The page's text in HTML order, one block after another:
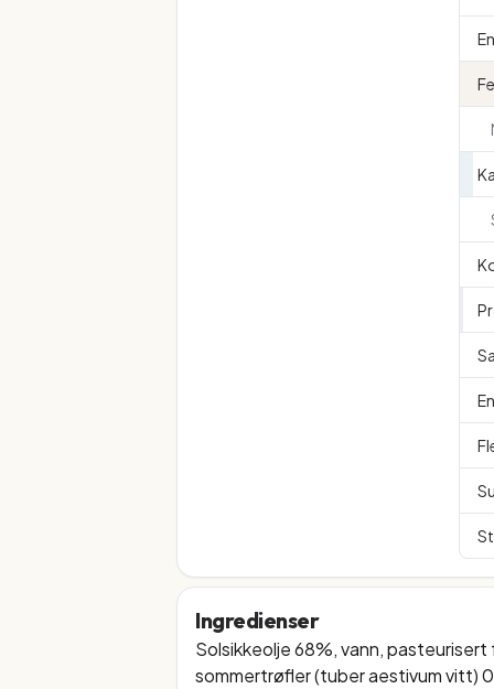
Ingredienser
Solsikkeolje 68%, vann,
sommertrøfler (tuber aestivum vitt)